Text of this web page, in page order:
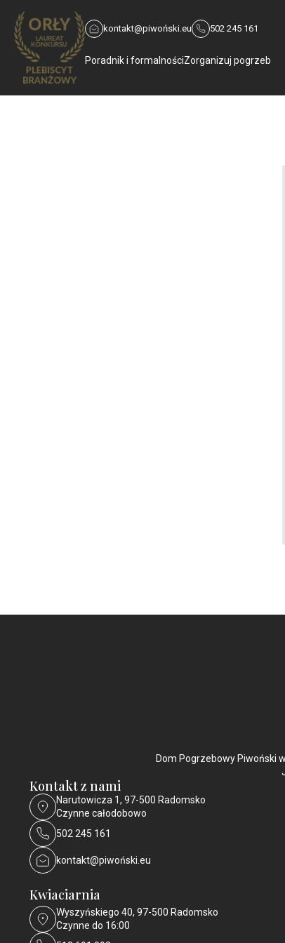
kontakt@piwoński.eu 502 245 161
Poradnik i formalnościZorganizuj pogrzeb
Dom Pogrzebowy Piwoński
Kontakt z nami
Narutowicza 1, 97-500 Radomsko
Czynne całodobowo
502 245 161
kontakt@piwoński.eu
Kwiaciarnia
Wyszyńskiego 40, 97-500 Radomsko
Czynne do 16:00